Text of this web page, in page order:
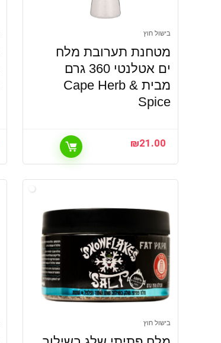
בישול חוץ
מטחנת תערובת מלח
ים אטלנטי 360 גרם
מבית Cape Herb &
Spice
₪21.00
בישול חוץ